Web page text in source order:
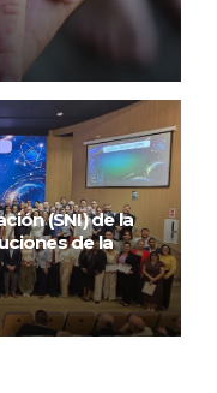
(SNI) de la
de la